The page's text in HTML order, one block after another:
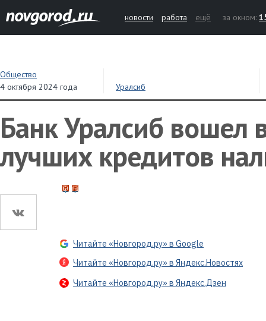
новости работа ещё за окном:
Общество
4 октября 2024 года
Уралсиб
Банк Уралсиб вошел
лучших кредитов
Читайте «Новгород.ру» в Google
Читайте «Новгород.ру» в Яндекс.Новостях
Читайте «Новгород.ру» в Яндекс.Дзен